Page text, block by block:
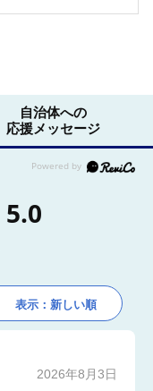
自治体への
応援メッセージ
5.0
表示：新しい順
2026年8月3日